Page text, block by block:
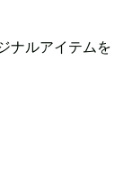
ナルアイテムを